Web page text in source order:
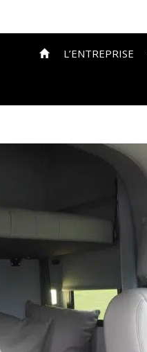
L’ENTREPRISE